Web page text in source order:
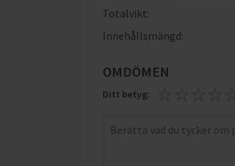
Totalvikt:
Innehållsmängd:
OMDÖMEN
Ditt betyg: